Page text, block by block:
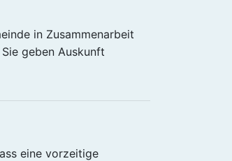
in Zusammenarbeit
geben Auskunft
eine vorzeitige